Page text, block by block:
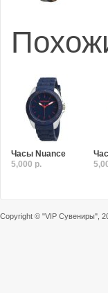
Часы Nuance
5,000 р.
Copyright © "VIP Сувениры" ,